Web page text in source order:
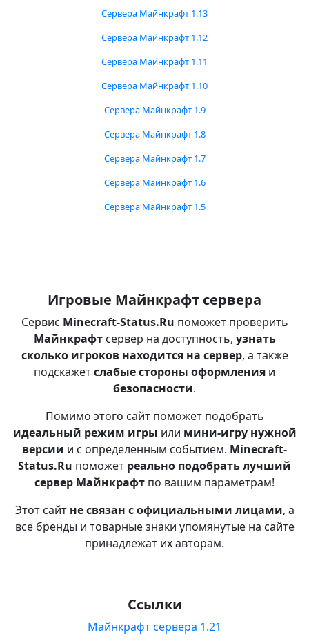
Сервера Майнкрафт 1.13
Сервера Майнкрафт 1.12
Сервера Майнкрафт 1.11
Сервера Майнкрафт 1.10
Сервера Майнкрафт 1.9
Сервера Майнкрафт 1.8
Сервера Майнкрафт 1.7
Сервера Майнкрафт 1.6
Сервера Майнкрафт 1.5
Игровые Майнкрафт сервера
Сервис Minecraft-Status.Ru поможет проверить
Майнкрафтсервер на доступность, узнать
сколько игроков находится на сервер, а также
подскажетслабые стороны оформления и
безопасности.
Помимо этого сайт поможет подобрать
идеальный режим игры или мини-игру нужной
версии и с определенным событием. Minecraft-
Status.Ru поможет реально подобрать лучший
сервер Майнкрафт по вашим параметрам!
Этот сайт не связан с официальными лицами, а
все бренды и товарные знаки упомянутые на сайте
принадлежат их авторам.
Ссылки
Майнкрафт сервера 1.21